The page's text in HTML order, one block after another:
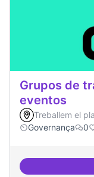
Grupos de
eventos
Treballem el
Governança
0